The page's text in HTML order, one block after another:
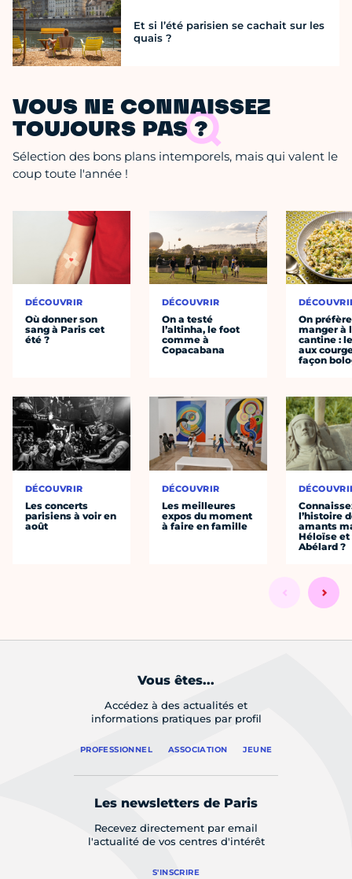
Et si l’été parisien se cachait sur les
quais ?
VOUS NE CONNAISSEZ
TOUJOURS PAS ?
Sélection des bons plans intemporels, mais qui valent le
coup toute l'année !
DÉCOUVRIR
Où donner son
sang à Paris cet
été ?
DÉCOUVRIR
Les concerts
parisiens à voir en
août
DÉCOUVRIR
On a testé
l’altinha, le foot
comme à
Copacabana
DÉCOUVRIR
Les meilleures
expos du moment
à faire en famille
On préfère
manger à
cantine :
aux
façon
l’histoire
amants
Héloïse et
Abélard ?
Vous êtes...
Accédez à des actualités et
informations pratiques par profil
PROFESSIONNEL ASSOCIATION JEUNE
Les newsletters de Paris
Recevez directement par email
l'actualité de vos centres d'intérêt
S'INSCRIRE